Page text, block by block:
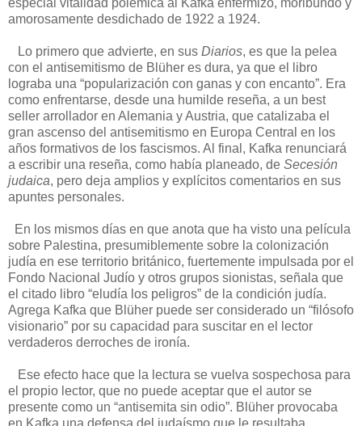
amorosamente desdichado de 1922 a 1924.
Lo primero que advierte, en sus Diarios, es que la pelea
con el antisemitismo de Blüher es dura, ya que el libro
lograba una “popularización con ganas y con encanto”. Era
como enfrentarse, desde una humilde reseña, a un best
seller arrollador en Alemania y Austria, que catalizaba el
gran ascenso del antisemitismo en Europa Central en los
años formativos de los fascismos. Al final, Kafka renunciará
a escribir una reseña, como había planeado, de Secesión
judaica, pero deja amplios y explícitos comentarios en sus
apuntes personales.
En los mismos días en que anota que ha visto una película
sobre Palestina, presumiblemente sobre la colonización
judía en ese territorio británico, fuertemente impulsada por el
Fondo Nacional Judío y otros grupos sionistas, señala que
el citado libro “eludía los peligros” de la condición judía.
Agrega Kafka que Blüher puede ser considerado un “filósofo
visionario” por su capacidad para suscitar en el lector
verdaderos derroches de ironía.
Ese efecto hace que la lectura se vuelva sospechosa para
el propio lector, que no puede aceptar que el autor se
presente como un “antisemita sin odio”. Blüher provocaba
en Kafka una defensa del judaísmo que le resultaba